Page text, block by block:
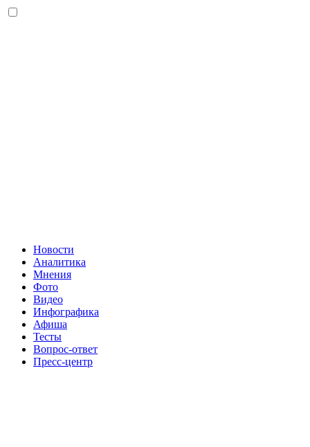
Новости
Аналитика
Мнения
Фото
Видео
Инфографика
Афиша
Тесты
Вопрос-ответ
Пресс-центр